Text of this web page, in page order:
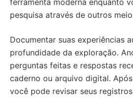
pesquisa através de outros
Documentar suas experiências
profundidade da exploração.
perguntas feitas e respostas
caderno ou arquivo digital.
você pode revisar seus